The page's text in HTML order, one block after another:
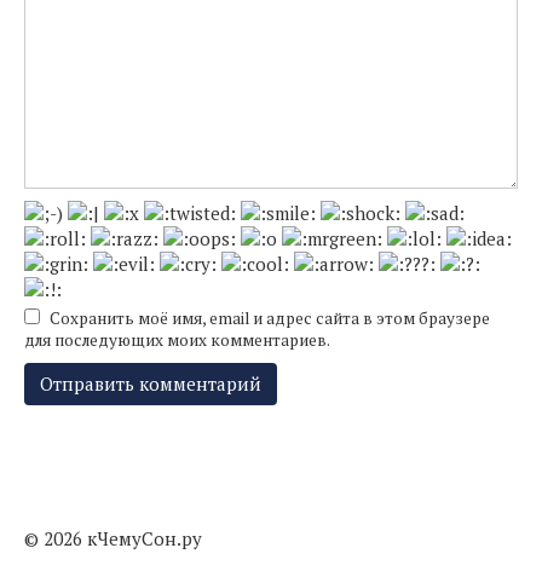
Сохранить моё имя, email и адрес сайта в этом браузере
для последующих моих комментариев.
© 2026 кЧемуСон.ру